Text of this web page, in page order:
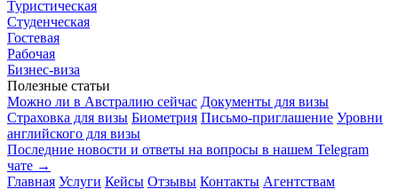
Туристическая
Студенческая
Гостевая
Рабочая
Бизнес-виза
Полезные статьи
Можно ли в Австралию сейчас Документы для визы
Страховка для визы Биометрия Письмо-приглашение Уровни
английского для визы
Последние новости и ответы на вопросы в нашем Telegram
чате →
Главная Услуги Кейсы Отзывы Контакты Агентствам